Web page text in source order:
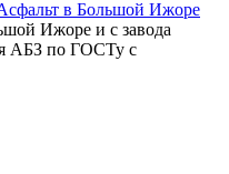
Ижоре и с завода
АБЗ по ГОСТу с